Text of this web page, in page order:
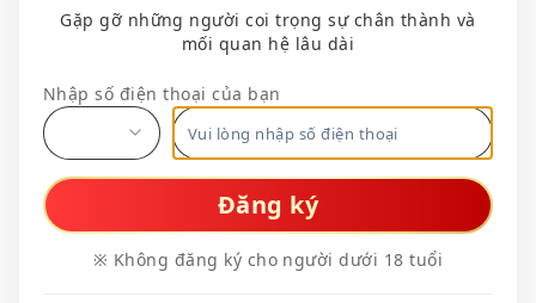
Gặp gỡ những người coi trọng sự chân thành và
mối quan hệ lâu dài
Nhập số điện thoại của bạn
Đăng ký
※ Không đăng ký cho người dưới 18 tuổi